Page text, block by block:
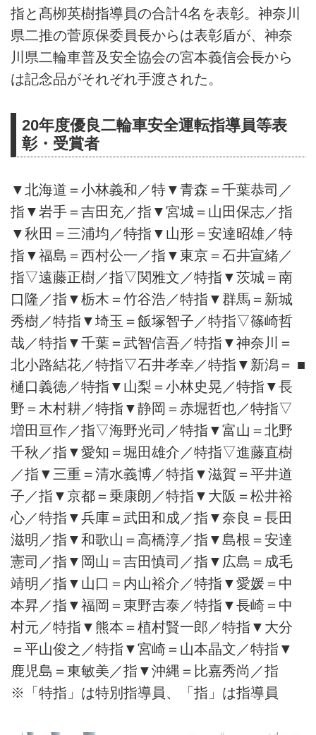
指と髙栁英樹指導員の合計4名を表彰。神奈川
県二推の菅原保委員長からは表彰盾が、神奈
川県二輪車普及安全協会の宮本義信会長から
は記念品がそれぞれ手渡された。
20年度優良二輪車安全運転指導員等表
彰・受賞者
▼北海道＝小林義和／特▼青森＝千葉恭司／
指▼岩手＝吉田充／指▼宮城＝山田保志／指
▼秋田＝三浦均／特指▼山形＝安達昭雄／特
指▼福島＝西村公一／指▼東京＝石井宣緒／
指▽遠藤正樹／指▽関雅文／特指▼茨城＝南
口隆／指▼栃木＝竹谷浩／特指▼群馬＝新城
秀樹／特指▼埼玉＝飯塚智子／特指▽篠崎哲
哉／特指▼千葉＝武智信吾／特指▼神奈川＝
北小路結花／特指▽石井孝幸／特指▼新潟＝ ■
樋口義徳／特指▼山梨＝小林史晃／特指▼長
野＝木村耕／特指▼静岡＝赤堀哲也／特指▽
増田亘作／指▽海野光司／特指▼富山＝北野
千秋／指▼愛知＝堀田雄介／特指▽進藤直樹
／指▼三重＝清水義博／特指▼滋賀＝平井道
子／指▼京都＝乗康朗／特指▼大阪＝松井裕
心／特指▼兵庫＝武田和成／指▼奈良＝長田
滋明／指▼和歌山＝高橋淳／指▼島根＝安達
憲司／指▼岡山＝吉田慎司／指▼広島＝成毛
靖明／指▼山口＝内山裕介／特指▼愛媛＝中
本昇／指▼福岡＝東野吉泰／特指▼長崎＝中
村元／特指▼熊本＝植村賢一郎／特指▼大分
＝平山俊之／特指▼宮崎＝山本晶文／特指▼
鹿児島＝東敏美／指▼沖縄＝比嘉秀尚／指
※「特指」は特別指導員、「指」は指導員